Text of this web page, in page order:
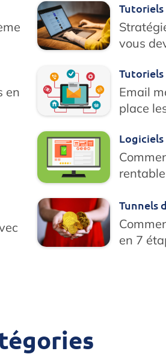
en
Tutoriels
vous
Tutoriels
Email
place
Logiciels
Tunnels
en 7